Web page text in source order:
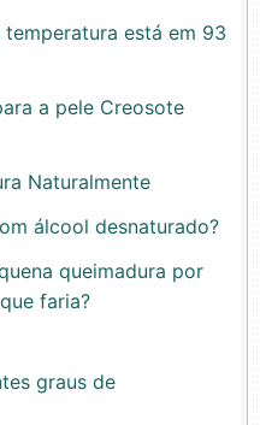
está em 93
a pele Creosote
Naturalmente
álcool desnaturado?
queimadura por
faria?
graus de